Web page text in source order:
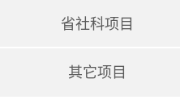
省社科项目
其它项目